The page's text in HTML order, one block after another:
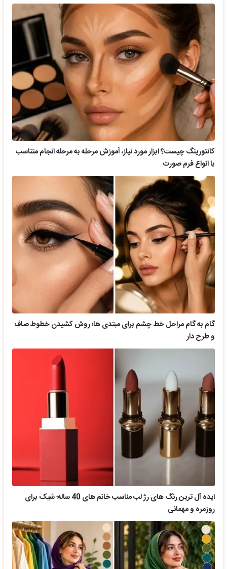
کانتورینگ چیست؟ ابزار مورد نیاز، آموزش مرحله به مرحله انجام متناسب
با انواع فرم صورت
گام به گام مراحل خط چشم برای مبتدی ها؛ روش کشیدن خطوط صاف
و طرح دار
ایده آل ترین رنگ های رژ لب مناسب خانم های 40 ساله؛ شیک برای
روزمره و مهمانی